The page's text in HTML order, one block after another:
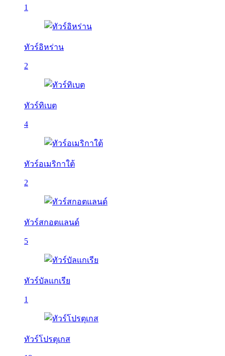
1
ทัวร์อิหร่าน
2
ทัวร์ทิเบต
4
ทัวร์อเมริกาใต้
2
ทัวร์สกอตแลนด์
5
ทัวร์บัลเเกเรีย
1
ทัวร์โปรตุเกส